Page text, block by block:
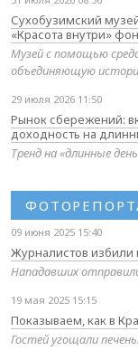
Сухобузимский
«Красота внутри»
Музей с помощью
объединяющую
29 июля 2026 11:50
Рынок сбережений:
доходность на
Тренд на «длинные
09 июня 2025 15:40
Журналистов избили
Нападавших
19 мая 2025 15:15
Показываем, как в
Гостей угощали